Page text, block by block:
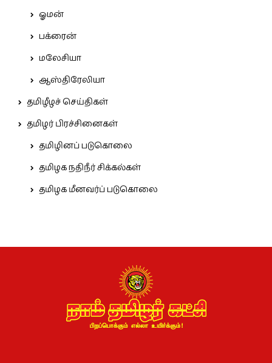
ஓமன்
பக்ரைன்
மலேசியா
ஆஸ்திரேலியா
தமிழீழச் செய்திகள்
தமிழர் பிரச்சினைகள்
தமிழினப் படுகொலை
தமிழக நதிநீர் சிக்கல்கள்
தமிழக மீனவர்ப் படுகொலை